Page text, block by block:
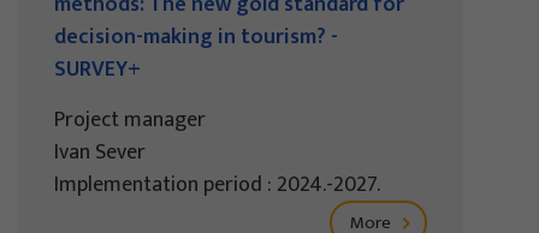
decision-making in tourism? -
SURVEY+
Project manager
Ivan Sever
Implementation period : 2024.-2027.
More